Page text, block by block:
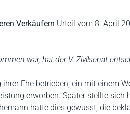
Verkäufern Urteil vom 8. April
war, hat der V. Zivilsenat
Ehe betrieben, ein mit einem
erworben. Später stellte sich
hatte dies gewusst, die